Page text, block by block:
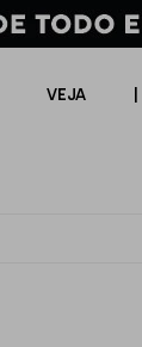
VEJA